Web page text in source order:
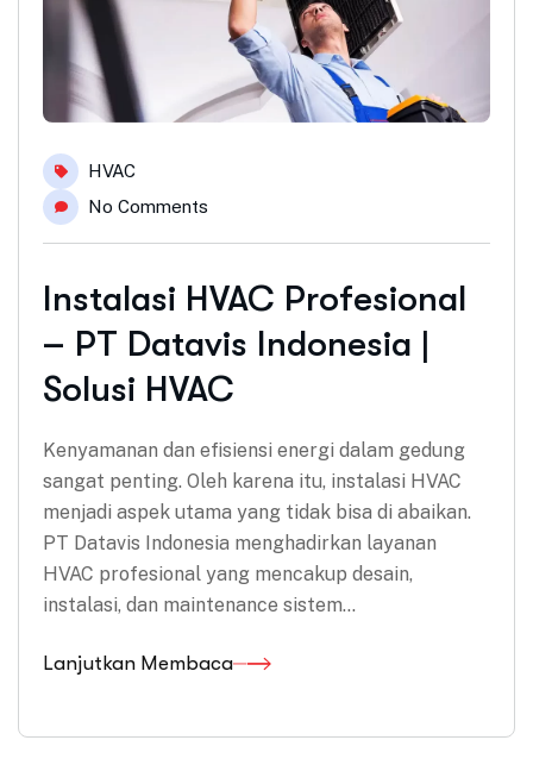
HVAC
No Comments
Instalasi HVAC Profesional
– PT Datavis Indonesia |
Solusi HVAC
Kenyamanan dan efisiensi energi dalam gedung
sangat penting. Oleh karena itu, instalasi HVAC
menjadi aspek utama yang tidak bisa di abaikan.
PT Datavis Indonesia menghadirkan layanan
HVAC profesional yang mencakup desain,
instalasi, dan maintenance sistem…
Lanjutkan Membaca